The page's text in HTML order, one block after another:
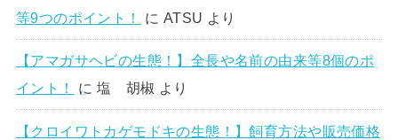
等9つのポイント！
に ATSU より
【アマガサヘビの生態！】全長や名前の由来等8個のポ
イント！
に 塩 胡椒 より
【クロイワトカゲモドキの生態！】飼育方法や販売価格